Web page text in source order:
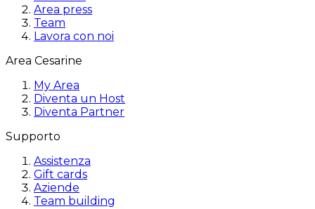
Area press
Team
Lavora con noi
Area Cesarine
My Area
Diventa un Host
Diventa Partner
Supporto
Assistenza
Gift cards
Aziende
Team building